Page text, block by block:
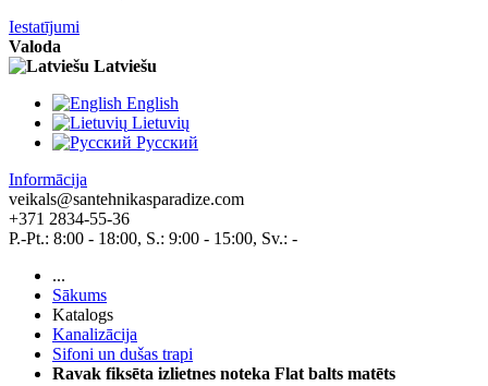
Iestatījumi
Valoda
Latviešu
English
Lietuvių
Pусский
Informācija
veikals@santehnikasparadize.com
+371 2834-55-36
P.-Pt.: 8:00 - 18:00, S.: 9:00 - 15:00, Sv.: -
...
Sākums
Katalogs
Kanalizācija
Sifoni un dušas trapi
Ravak fiksēta izlietnes noteka Flat balts matēts